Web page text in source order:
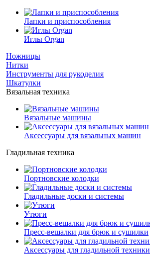
Лапки и приспособления
Иглы Organ
Ножницы
Нитки
Инструменты для рукоделия
Шкатулки
Вязальная техника
Вязальные машины
Аксессуары для вязальных машин
Гладильная техника
Портновские колодки
Гладильные доски и системы
Утюги
Пресс-вешалки для брюк и сушилки
Аксессуары для гладильной техники